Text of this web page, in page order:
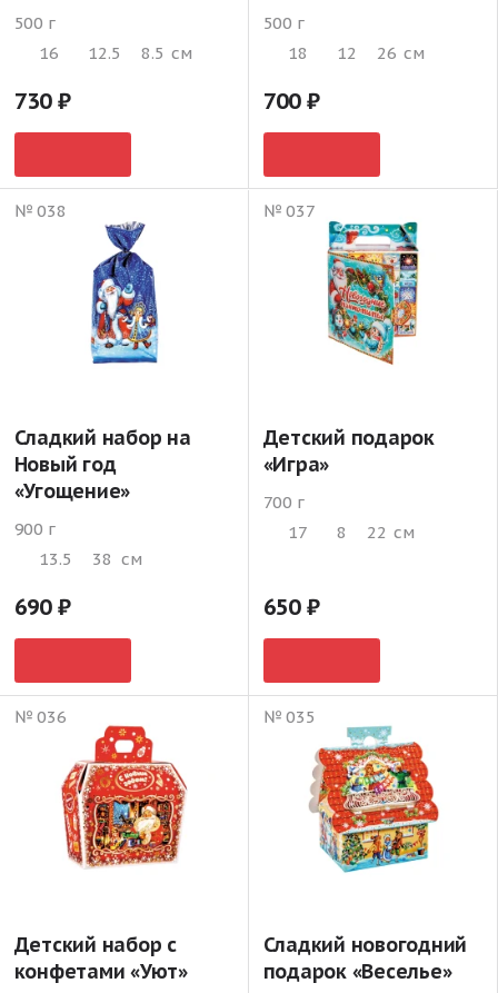
500 г
16
12.5 8.5 см
730
500 г
18
12 26 см
700
№ 038
Сладкий набор на
Новый год
«Угощение»
900 г
13.5
38 см
690
№ 037
Детский подарок
«Игра»
700 г
17
8 22 см
650
№ 036
Детский набор с
конфетами «Уют»
№ 035
Сладкий новогодний
подарок «Веселье»